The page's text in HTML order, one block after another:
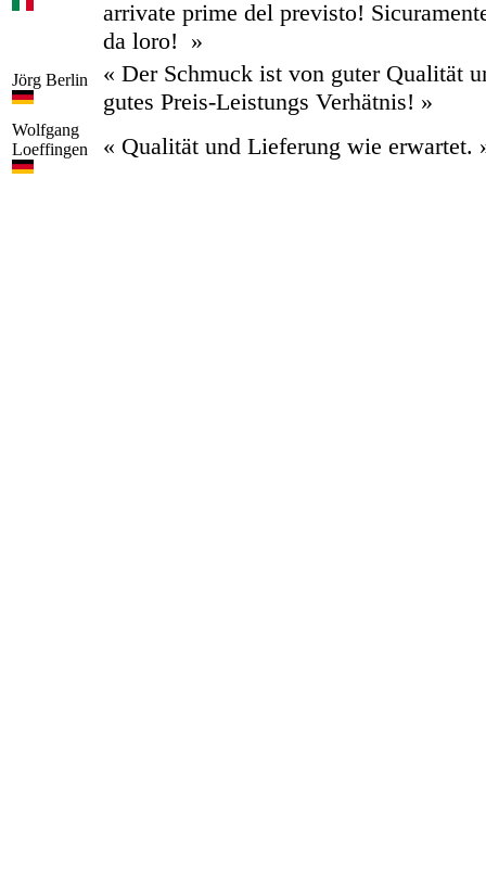
arrivate prime del previsto!
da loro! »
Jörg Berlin
« Der Schmuck ist von guter Qualität
gutes Preis-Leistungs Verhätnis! »
Wolfgang
Loeffingen
« Qualität und Lieferung wie erwartet.